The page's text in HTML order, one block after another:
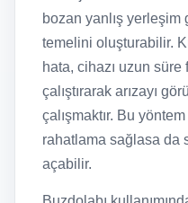
bozan yanlış yerleşim
temelini oluşturabilir.
hata, cihazı uzun
çalıştırarak arızayı
çalışmaktır. Bu
rahatlama sağlasa da
açabilir.